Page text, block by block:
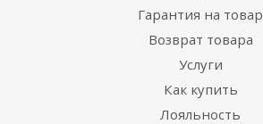
Гарантия на товар
Возврат товара
Услуги
Как купить
Лояльность